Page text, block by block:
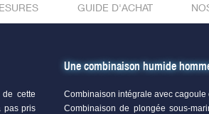
GUIDE D'ACHAT
de cette
pas pris
Une combinaison humide
Combinaison intégrale avec
Combinaison de plongée sous-